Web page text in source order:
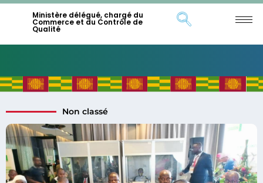
Ministère délégué, chargé du
Commerce et du Contrôle de
Qualité
Non classé